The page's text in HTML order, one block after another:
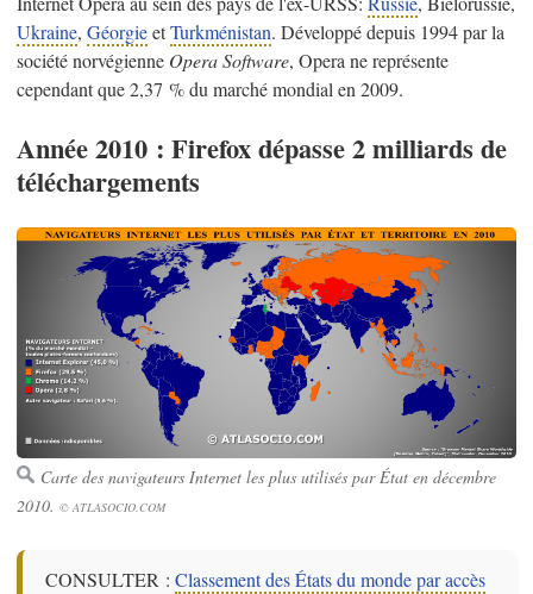
Ukraine, GéorgieetTurkménistan. Développé depuis 1994 par la
société norvégienne Opera Software, Opera ne représente
cependant que 2,37 % du marché mondial en 2009.
Année 2010 : Firefox dépasse 2 milliards de
téléchargements
Carte des navigateurs Internet les plus utilisés par État en décembre
2010. © ATLASOCIO.COM
CONSULTER :Classement des États du monde par accès